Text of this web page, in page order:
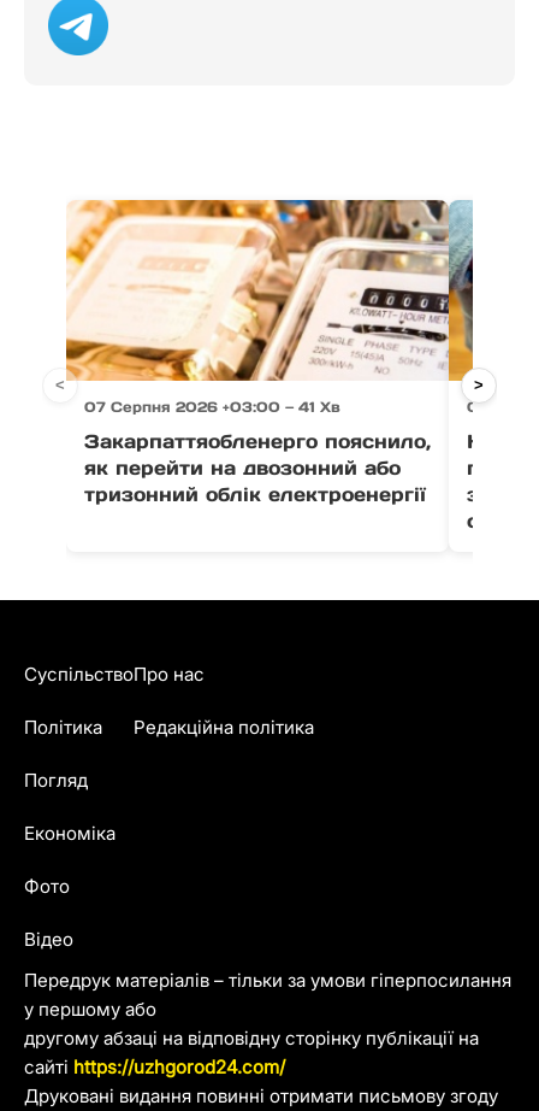
07 Серпня 2026 +03:00 — 41 Хв
Закарпаттяобленерго пояснило,
як перейти на двозонний або
тризонний облік електроенергії
07
На
< >
Передрук матеріалів – тільки за умови гіперпосилання
у першому або
другому абзаці на відповідну сторінку публікації на
сайті https://uzhgorod24.com/
Друковані видання повинні отримати письмову згоду
Суспільство
Політика
Погляд
Економіка
Фото
Відео
Про нас
Редакційна політика